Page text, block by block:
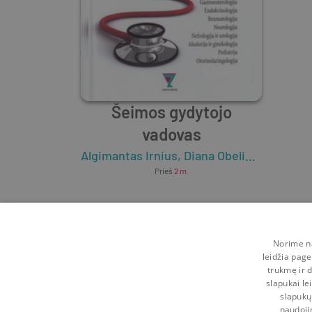
Šeimos gydytojo
vadovas
Algimantas Irnius, Diana Obelienienė
Prieš 2 m.
Norime
leidžia
trukmę ir
slapukai